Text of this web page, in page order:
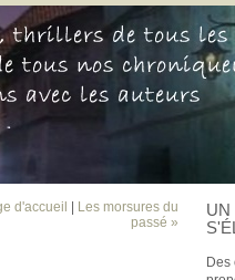
UN
Des
d'accueil
Les morsures du
passé »